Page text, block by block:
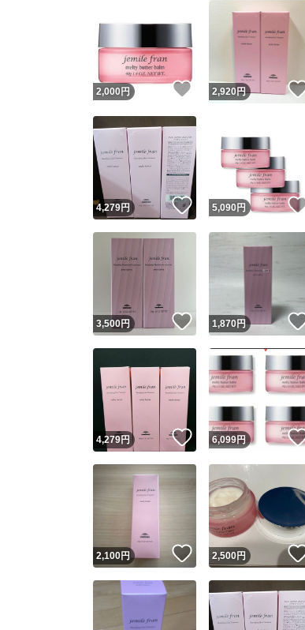
2,000 円 いいね！
2,920円
4,279円 いいね！
5,090 円
3,500円 いいね！
1,870円
4,279円 いいね！
6,099円
2,100円 いいね！
2,500円